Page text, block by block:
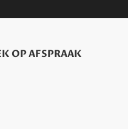
OP AFSPRAAK